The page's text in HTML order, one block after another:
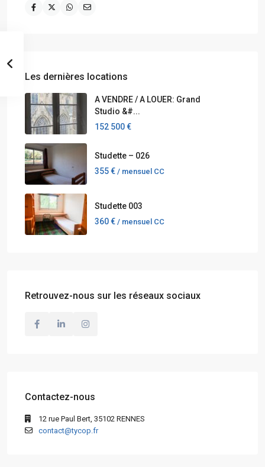
Les dernières locations
A VENDRE / A LOUER: Grand
Studio &#...
152 500 €
Studette – 026
355 € / mensuel CC
Studette 003
360 € / mensuel CC
Retrouvez-nous sur les réseaux sociaux
Contactez-nous
12 rue Paul Bert, 35102 RENNES
contact@tycop.fr